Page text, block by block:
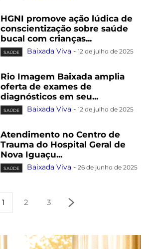
HGNI promove ação lúdica de
conscientização sobre saúde
bucal com crianças...
SAÚDE Baixada Viva - 12 de julho de 2025
Rio Imagem Baixada amplia
oferta de exames de
diagnósticos em seu...
SAÚDE Baixada Viva - 12 de julho de 2025
Atendimento no Centro de
Trauma do Hospital Geral de
Nova Iguaçu...
SAÚDE Baixada Viva - 26 de junho de 2025
1 2 3